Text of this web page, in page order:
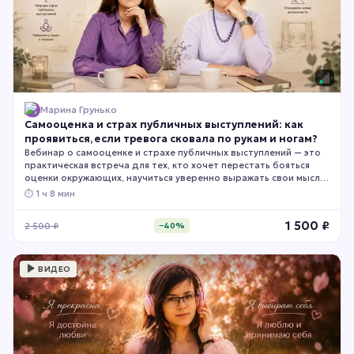
Марина Грунько
Самооценка и страх публичных выступлений: как
проявиться, если тревога сковала по рукам и ногам?
Вебинар о самооценке и страхе публичных выступлений — это
практическая встреча для тех, кто хочет перестать бояться
оценки окружающих, научиться уверенно выражать свои мысли
и чувствовать себя спокойно во время выступлений,
самооценка влияет на уверенность в себе и получите
свободнее в любых ситуациях общения.
⏱ 1 ч 8 мин
2 500₽ −40% 1 500 ₽
ВИДЕО